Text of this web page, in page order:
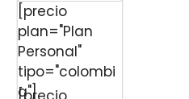
[precio
plan="Plan
Personal"
tipo="colombi
a"]